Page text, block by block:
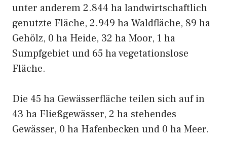
unter anderem 2.844 ha landwirtschaftlich
genutzte Fläche, 2.949 ha Waldfläche, 89 ha
Gehölz, 0 ha Heide, 32 ha Moor, 1 ha
Sumpfgebiet und 65 ha vegetationslose
Fläche.
Die 45 ha Gewässerfläche teilen sich auf in
43 ha Fließgewässer, 2 ha stehendes
Gewässer, 0 ha Hafenbecken und 0 ha Meer.